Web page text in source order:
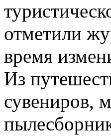
отметили
время
Из
сувениров,